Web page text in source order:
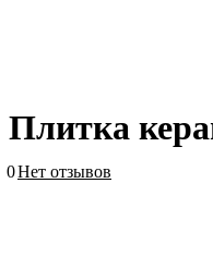
Плитка
0Нет отзывов